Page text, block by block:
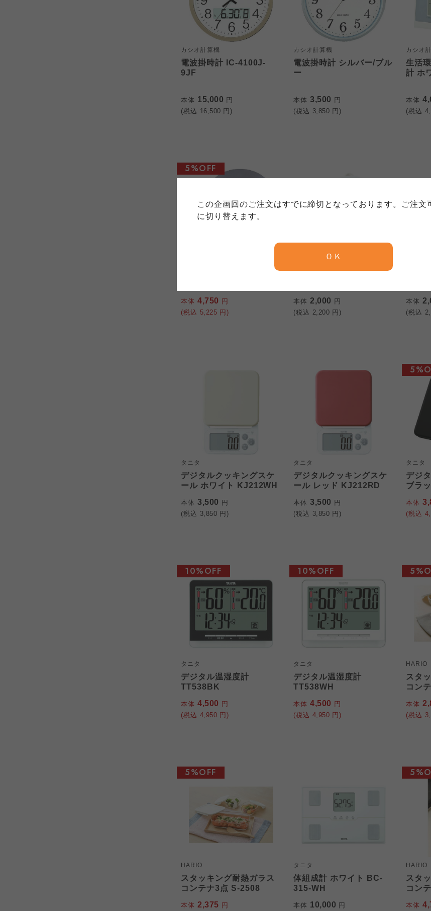
この企画回のご注文はすでに締切となっております。ご注文
に切り替えます。
ＯＫ
カシオ計算機
電波掛時計 IC-4100J-
9JF
本体 15,000 円
(税込 16,500 円)
カシオ計算機
電波掛時計 シルバー/ブル
ー
本体 3,500 円
(税込 3,850 円)
カシオ
生活
計 ホ
本体
(税込
本体 4,750 円
(税込 5,225 円)
5%OFF
本体 2,000 円
(税込 2,200 円)
デジ
本体
(税込
タニタ
デジタルクッキングスケ
ール ホワイト KJ212WH
本体 3,500 円
(税込 3,850 円)
タニタ
デジタルクッキングスケ
ール レッド KJ212RD
本体 3,500 円
(税込 3,850 円)
タニタ
デジ
ブラ
本体
(税込
タニタ
デジタル温湿度計
TT538BK
本体 4,500 円
(税込 4,950 円)
10%OFF
タニタ
デジタル温湿度計
TT538WH
本体 4,500 円
(税込 4,950 円)
10%OFF
HARIO
スタ
コン
本体
(税込
HARIO
スタッキング耐熱ガラス
コンテナ3点 S-2508
本体 2,375 円
5%OFF
タニタ
体組成計 ホワイト BC-
315-WH
本体 10,000 円
HARIO
スタ
コン
本体
ご利用約款（ご利用規約・ご利用規程
める利用約款をご確認のうえ、ご利用ください。なお、クチコミ投稿については、利
よどがわ市民生協 大阪いずみ市民生協 わかやま市民
コープ事業連合、ならびに各生協の「個人情報保護方針」については各生協のボタン
ならコープ
よどがわ市民生協 大阪いずみ市民生協 わかやま市民
特定商取引法に基づく表記につ
各生協の「特定商取引法に基づく表記について」については各生協のボタンをクリッ
大阪いずみ市民生協 わかやま市民